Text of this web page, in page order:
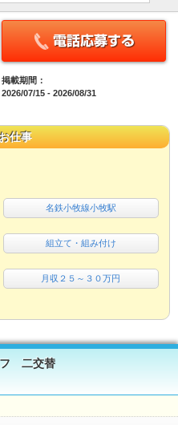
掲載期間：
2026/07/15 - 2026/08/31
仕事
名鉄小牧線小牧駅
組立て・組み付け
月収２５～３０万円
フ 二交替